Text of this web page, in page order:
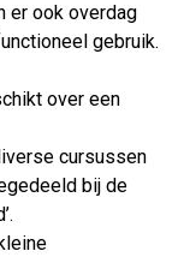
er ook overdag
gebruik.
over een
cursussen
bij de